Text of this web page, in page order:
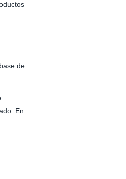
de
En